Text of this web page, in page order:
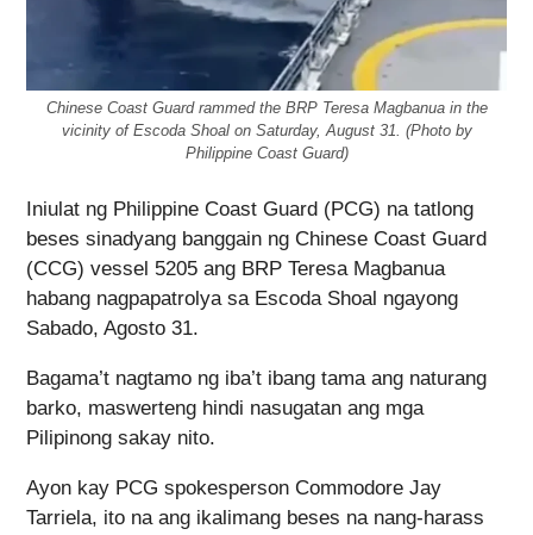
Chinese Coast Guard rammed the BRP Teresa Magbanua in the
vicinity of Escoda Shoal on Saturday, August 31. (Photo by
Philippine Coast Guard)
Iniulat ng Philippine Coast Guard (PCG) na tatlong
beses sinadyang banggain ng Chinese Coast Guard
(CCG) vessel 5205 ang BRP Teresa Magbanua
habang nagpapatrolya sa Escoda Shoal ngayong
Sabado, Agosto 31.
Bagama’t nagtamo ng iba’t ibang tama ang naturang
barko, maswerteng hindi nasugatan ang mga
Pilipinong sakay nito.
Ayon kay PCG spokesperson Commodore Jay
Tarriela, ito na ang ikalimang beses na nang-harass